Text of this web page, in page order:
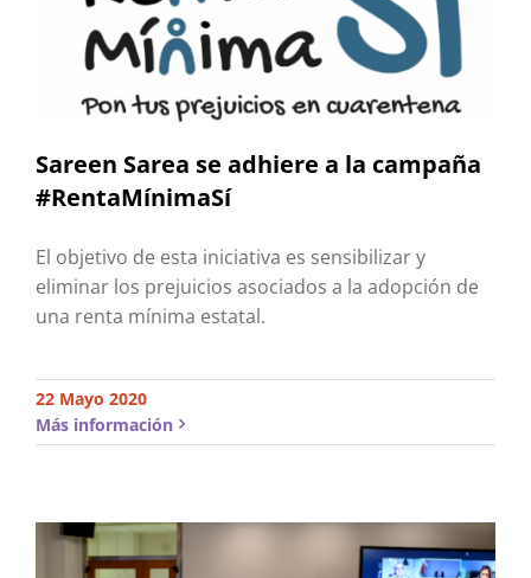
Sareen Sarea se adhiere a la campaña
#RentaMínimaSí
El objetivo de esta iniciativa es sensibilizar y
eliminar los prejuicios asociados a la adopción de
una renta mínima estatal.
22 Mayo 2020
Más información